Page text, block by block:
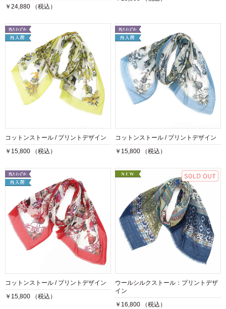
￥24,880 （税込）
コットンストール / プリントデザイン
￥15,800 （税込）
コットンストール / プリントデザイン
￥15,800 （税込）
コットンストール / プリントデザイン
￥15,800 （税込）
ウールシルクストール：プリントデザ
イン
￥16,800 （税込）